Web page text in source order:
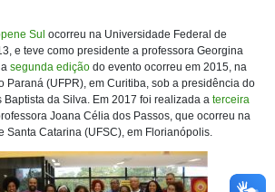
Sul ocorreu na Universidade Federal de
e teve como presidente a professora Georgina
segunda edição do evento ocorreu em 2015, na
Paraná (UFPR), em Curitiba, sob a presidência do
da Silva. Em 2017 foi realizada a terceira
Joana Célia dos Passos, que ocorreu na
Santa Catarina (UFSC), em Florianópolis.